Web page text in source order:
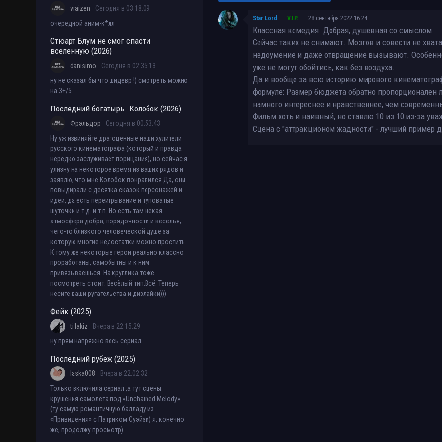
Большая перемена (1972) DVDRip (серии 1-4 из 4) [Реставрация
Большая перемена (1972) DVDRip [H.265/1080] (серии 1-4 из 4) [handmade
Большая перемена (1972) DVDRip [H.265/1080p] (серии 1-4 из 4)
Большая перемена (1972) DVDRip [H.264/1080] (серии 1-4 из 4) [handmade
Слоны: большие перемены / Elephants. Changing Lives (2021) WEB-DL
Star Lord V.I.P. 28 сентября 2022 16:24
Классная комедия. Добрая, душевная со смыслом.
Сейчас таких не снимают. Мозгов и совести не
недоумение и даже отвращение вызывают.
уже не могут обойтись, как без воздуха.
Да и вообще за всю историю мирового
формуле: Размер бюджета обратно
намного интереснее и нравственнее, чем
Фильм хоть и наивный, но ставлю 10 из 10 из-за
Сцена с "аттракционом жадности" - лучший пример
vraizen
Сегодня в 03:18:09
очередной аним-к*лл
Стюарт Блум не смог спасти
вселенную (2026)
danisimo
Сегодня в 02:35:13
ну не сказал бы что шидевр !) смотреть можно
на 3+/5
Последний богатырь. Колобок (2026)
Фрэльдор
Сегодня в 00:53:43
Ну уж извиняйте драгоценные наши хулители
русского кинематографа (который и правда
нередко заслуживает порицания), но сейчас я
улизну на некоторое время из ваших рядов и
заявлю, что мне Колобок понравился.Да, они
повыдирали с десятка сказок персонажей и
идеи, да есть переигрывание и туповатые
шуточки и т.д. и т.п. Но есть там некая
атмосфера добра, порядочности и веселья,
чего-то близкого человеческой душе за
которую многие недостатки можно простить.
К тому же некоторые герои реально классно
проработаны, самобытны и к ним
привязываешься. На круглика тоже
посмотреть стоит. Весёлый тип.Всё. Теперь
несите ваши ругательства и дизлайки)))
Фейк (2025)
tillakiz
Вчера в 22:15:29
ну прям напряжно весь сериал.
Последний рубеж (2025)
laska008
Вчера в 22:02:32
Только включила сериал ,а тут сцены
крушения самолета под «Unchained Melody»
(ту самую романтичную балладу из
«Привидения» с Патриком Суэйзи) я, конечно
же, продолжу просмотр)